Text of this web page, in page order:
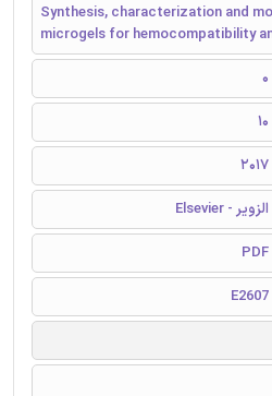
Synthesis, characterization and
microgels for hemocompatibility
0
10
2017
الزویر - Elsevier
PDF
E2607